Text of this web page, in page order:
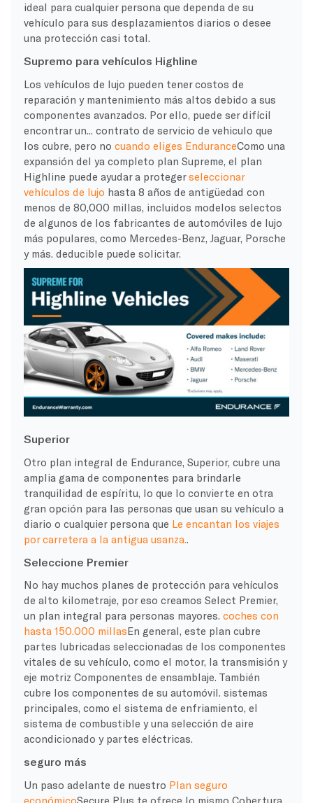
ideal para cualquier persona que dependa de su
vehículo para sus desplazamientos diarios o desee
una protección casi total.
Supremo para vehículos Highline
Los vehículos de lujo pueden tener costos de
reparación y mantenimiento más altos debido a sus
componentes avanzados. Por ello, puede ser difícil
encontrar un... contrato de servicio de vehiculo que
los cubre, pero no cuando eliges EnduranceComo una
expansión del ya completo plan Supreme, el plan
Highline puede ayudar a protegerseleccionar
vehículos de lujo hasta 8 años de antigüedad con
menos de 80,000 millas, incluidos modelos selectos
de algunos de los fabricantes de automóviles de lujo
más populares, como Mercedes-Benz, Jaguar, Porsche
y más. deducible puede solicitar.
Superior
Otro plan integral de Endurance, Superior, cubre una
amplia gama de componentes para brindarle
tranquilidad de espíritu, lo que lo convierte en otra
gran opción para las personas que usan su vehículo a
diario o cualquier persona que Le encantan los viajes
por carretera a la antigua usanza..
Seleccione Premier
No hay muchos planes de protección para vehículos
de alto kilometraje, por eso creamos Select Premier,
un plan integral para personas mayores. coches con
hasta 150.000 millasEn general, este plan cubre
partes lubricadas seleccionadas de los componentes
vitales de su vehículo, como el motor, la transmisión y
eje motriz Componentes de ensamblaje. También
cubre los componentes de su automóvil. sistemas
principales, como el sistema de enfriamiento, el
sistema de combustible y una selección de aire
acondicionado y partes eléctricas.
seguro más
Un paso adelante de nuestro Plan seguro
económicoSecure Plus te ofrece lo mismo Cobertura